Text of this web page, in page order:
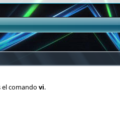
el comando vi.